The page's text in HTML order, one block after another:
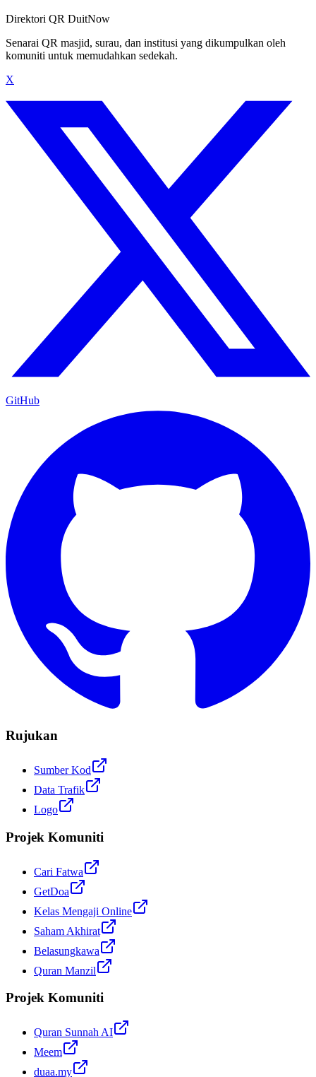
Direktori QR DuitNow
Senarai QR masjid, surau, dan institusi yang dikumpulkan oleh
komuniti untuk memudahkan sedekah.
X
GitHub
Rujukan
Sumber Kod
Data Trafik
Logo
Projek Komuniti
Cari Fatwa
GetDoa
Kelas Mengaji Online
Saham Akhirat
Belasungkawa
Quran Manzil
Projek Komuniti
Quran Sunnah AI
Meem
duaa.my